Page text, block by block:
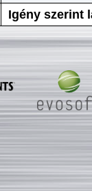
Igény szerint